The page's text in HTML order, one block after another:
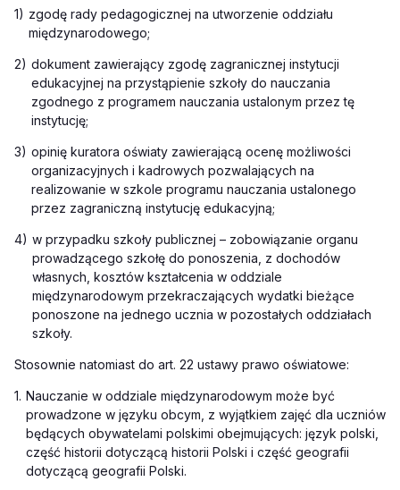
1) zgodę rady pedagogicznej na utworzenie oddziału
międzynarodowego;
2) dokument zawierający zgodę zagranicznej instytucji
edukacyjnej na przystąpienie szkoły do nauczania
zgodnego z programem nauczania ustalonym przez tę
instytucję;
3) opinię kuratora oświaty zawierającą ocenę możliwości
organizacyjnych i kadrowych pozwalających na
realizowanie w szkole programu nauczania ustalonego
przez zagraniczną instytucję edukacyjną;
4) w przypadku szkoły publicznej – zobowiązanie organu
prowadzącego szkołę do ponoszenia, z dochodów
własnych, kosztów kształcenia w oddziale
międzynarodowym przekraczających wydatki bieżące
ponoszone na jednego ucznia w pozostałych oddziałach
szkoły.
Stosownie natomiast do art. 22 ustawy prawo oświatowe:
1. Nauczanie w oddziale międzynarodowym może być
prowadzone w języku obcym, z wyjątkiem zajęć dla uczniów
będących obywatelami polskimi obejmujących: język polski,
część historii dotyczącą historii Polski i część geografii
dotyczącą geografii Polski.